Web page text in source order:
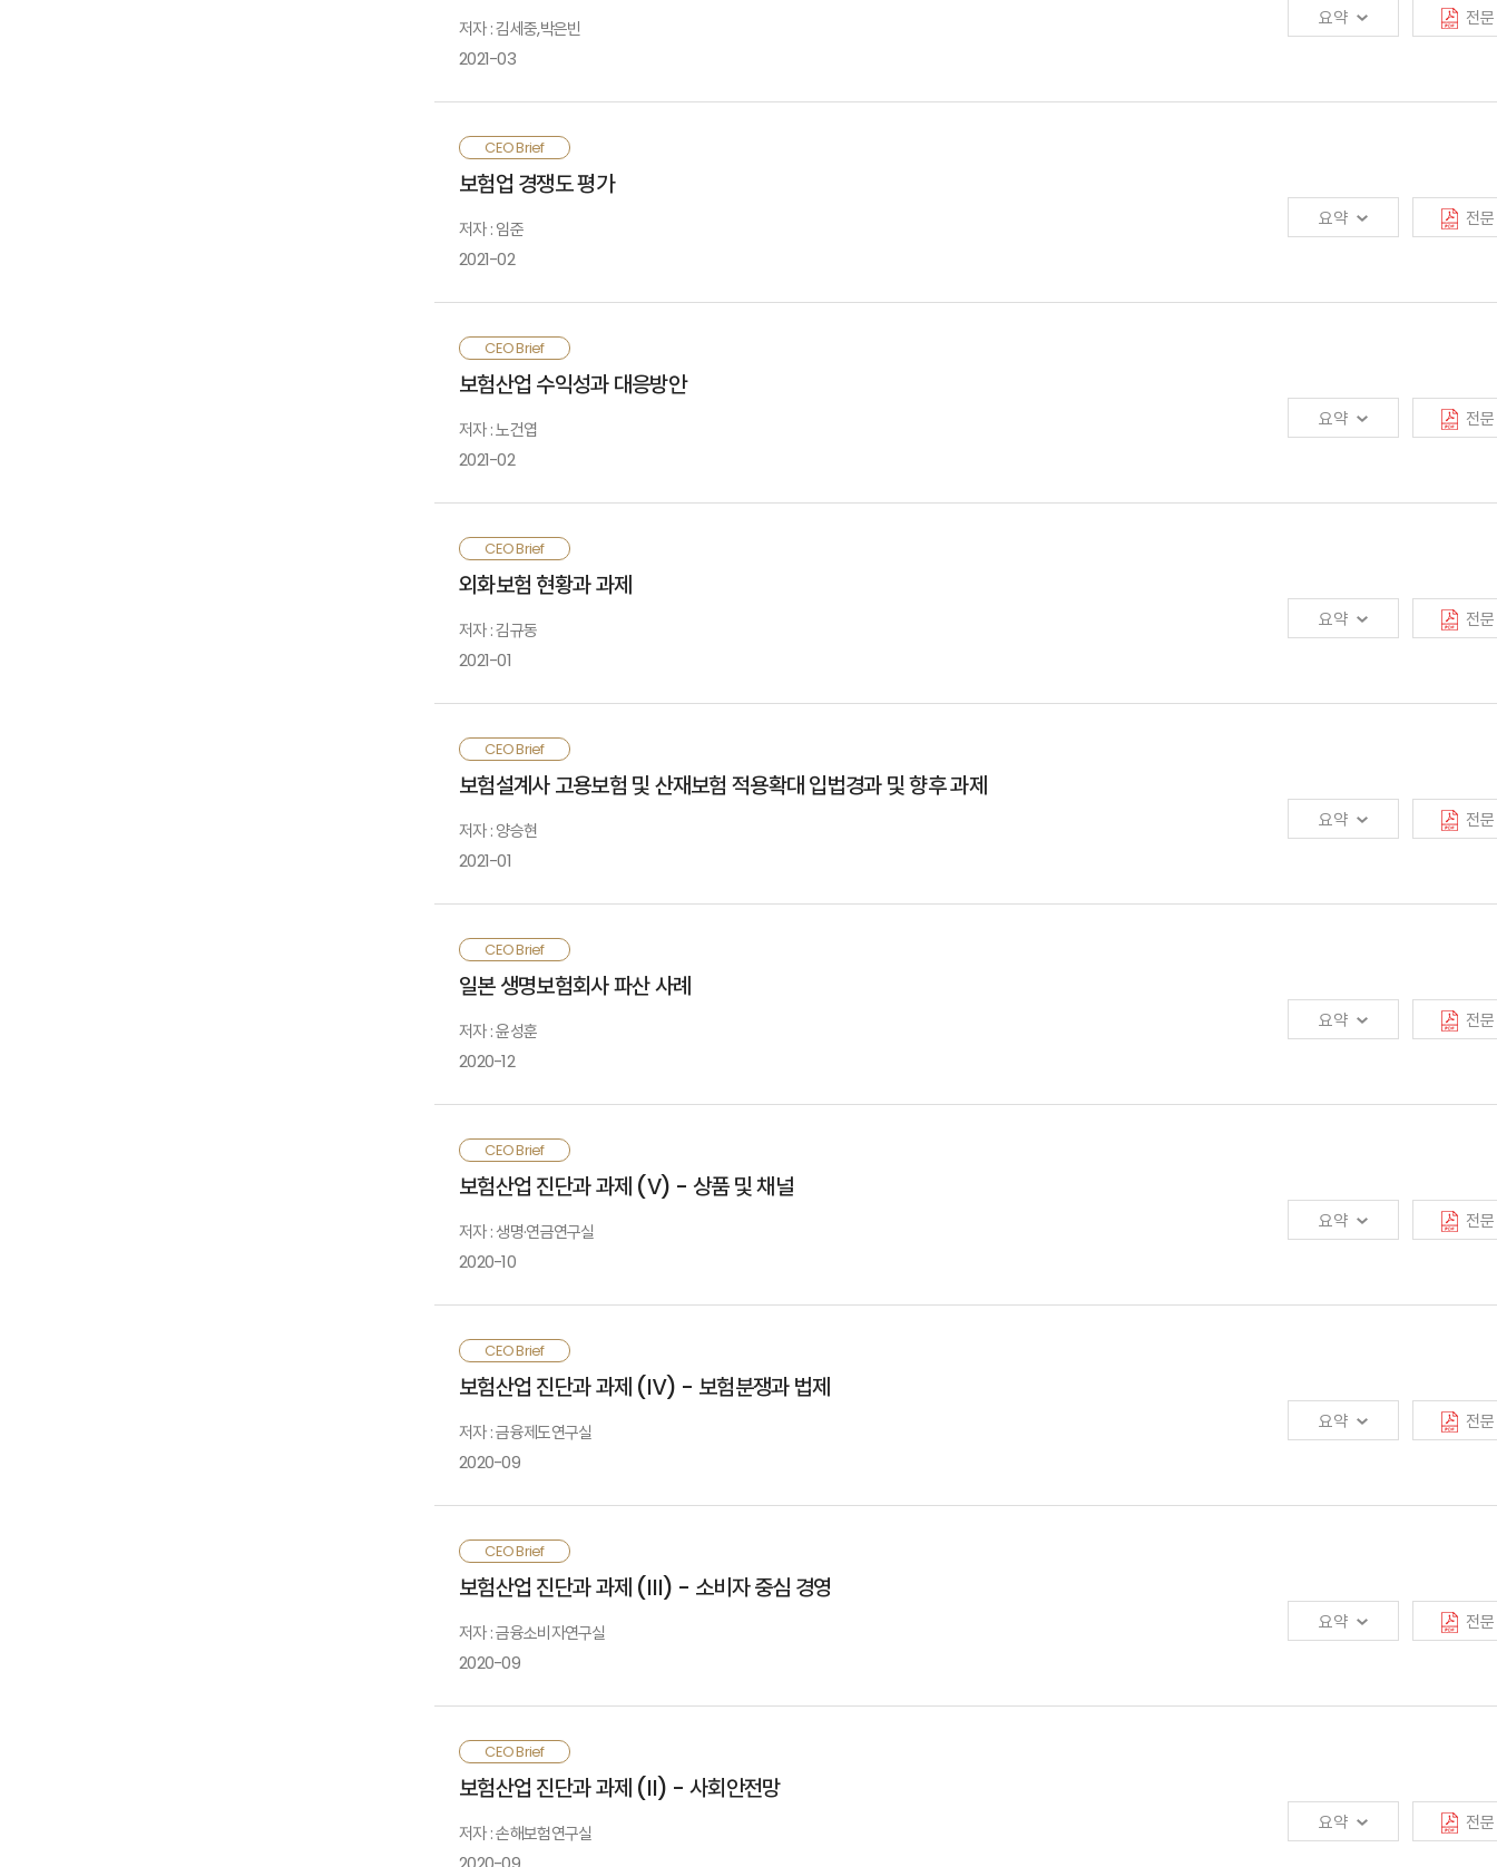
저자 : 김세중,박은빈
2021-03
요약 전문
보험산업은 구조적인 환경변화에 놓여 있으며, 코로나19 이후 상품 및 채널에 대한 소비자의 디지털화 요구, 빅테크와 같은 새로운 경쟁자의 출현 등으로 그 어느 때보다
생존을 위한 혁신과 변화가 필요한 상황임. 한편 보험산업의 자생력과 기회요인에 대한 희망도 공존함. 보험산업은 해외진출 및 신사업영역 확대, 공사협력과 재난위험
대응, 디지털 환경에 적합한 상품 및 판매채널 구축, 타 업권과의 협력 및 상생 방안 마련 등에 대한 근본적인 고민이 필요함
본 보고서는 2021년 3월 5일 보험연구원이 개최한 "포스트 코로나 시대 보험산업 대토론회" 중 패널토론 내용을 요약한 것임
▶▶▶대토론회 영상 바로가기
CEO Brief
보험업 경쟁도 평가
저자 : 임준
2021-02
요약 전문
생명보험은 전체를 하나의 시장으로 획정하여 경쟁도를 평가한 결과 경쟁시장으로 평가되었음. 손해보험은 보험종목별로 구분하여 평가하였는데, 일반손해보험은
측면에서 개선의 여지는 있음. 특히, 보험회사 규모나 조직형태 등의 측면에서 다양성을 제고하기 위한 정책적 노력이 필요함. 최근 금융당국은 보험회사 규모
측면에서의 다양성 제고를 위해 소액단기보험업 제도를 도입하였고, 조직형태 측면에서의 다양성 제고를 위해 인가정책(1사 1라이센스) 유연화를 검토하고 있음
CEO Brief
보험산업 수익성과 대응방안
저자 : 노건엽
2021-02
요약 전문
2019년 말 이익규모는 자본비용을 고려한 필요이익의 절반에 불과할 정도로 과부족 상황임. 보험산업 수익성 악화는 구조적인 원인에 기인하기 때문에 보다 장기적이고
필요가 있음. 감독당국은 보험회사의 창의적 상품개발 및 장기투자 환경을 조성하고 새로운 지급여력제도의 연착륙을 유도해야 함
CEO Brief
외화보험 현황과 과제
저자 : 김규동
2021-01
요약 전문
외화보험은 유학자금 및 안전자산 확보와 같은 외화 수요 및 원화보험 대비 높은 금리 등으로 인해 최근 판매가 급증하였음. 그러나 소비자의 환위험에 대한 이해가
표준화된 가이드라인을 제시하고 시장이 과열되지 않도록 관리할 필요가 있음
CEO Brief
보험설계사 고용보험 및 산재보험 적용확대 입법경과 및 향후 과제
저자 : 양승현
2021-01
요약 전문
2021년 7월 보험설계사 등 특수형태근로종사자의 고용보험 당연가입 및 산재보험 적용확대를 내용으로 하는 개정 법률이 시행되면서, 보험산업 및 고용에 상당한
마련하고, 보험회사는 이를 위해 적극적으로 의견을 개진할 필요가 있음
CEO Brief
일본 생명보험회사 파산 사례
저자 : 윤성훈
2020-12
요약 전문
일본 중소형 생명보험회사 파산 원인은 첫째, 정부나 생명보험업계 모두 ALM에 대한 이해 없이 정책 목표와 경영 목표를 추구하여 자산 거품기에 높은 예정이율을
보장하는 저축성보험이 급성장했고, 자산 거품 붕괴 이후 이차역마진이 대규모로 발생함. 둘째, 자산운용 능력이 크게 부족했고 저축성보험 특성에 부합한 위험관리도
이루어지지 않음. 셋째, 경영진은 리더십이 없거나 독단적이었고, 자산운용이나 계리를 잘 이해하지 못해 자산운용을 영업에 종속시켰으며, 경영에 대한 대내·외
감시기능이 작동하지 않음. 이를 계기로 일본 생명보험회사는 자본을 확충하고 자산 및 부채 듀레이션 갭을 축소하였으며, 통합위험관리시스템 도입 및 회사의 내재가치
(Embedded Value) 공시 등을 통해 내·외부 규율을 강화하였고, 외형 성장보다는 수익성 개선을 위해 노력함
CEO Brief
보험산업 진단과 과제 (Ⅴ) - 상품 및 채널
저자 : 생명·연금연구실
2020-10
요약 전문
건전한 보험영업생태계 조성을 위해 취약한 내부통제 시스템, 공급자 중심의 판매방식을 개선할 필요가 있음. 보험회사는 강화된 내부통제시스템을 기초로 고객경험을
늘릴 수 있는 방향으로 상품 및 서비스 체계를 구축하고, 소비자 행태를 반영한 모집체계를 마련할 필요가 있음. 정책당국은 비대면 환경으로의 전환, 제판분리 현상을
고려하여 규제체계를 정비할 필요가 있음
CEO Brief
보험산업 진단과 과제 (Ⅳ) - 보험분쟁과 법제
저자 : 금융제도연구실
2020-09
요약 전문
보험은 계약 및 급부의 특성으로 인해 일정부분 분쟁이 불가피한 측면이 있고, 보험금 누수 방지 및 약관 해석기준 정립 등 분쟁의 순기능도 있음. 따라서, 보험분쟁
자체를 부정적으로 보고 분쟁 건수를 감소시키는 데 주력하기보다, 발생한 분쟁을 합리적으로 해결할 수 있는 내용적·절차적 기준을 마련하는 것이 중요함. 또한,
민사분쟁에 대한 감독당국의 직·간접 개입은 법적 근거를 명확히 할 필요가 있고, 보험사기의 경우 적발 이후 단계를 종합적으로 파악할 수 있는 시스템이 필요함
CEO Brief
보험산업 진단과 과제 (Ⅲ) - 소비자 중심 경영
저자 : 금융소비자연구실
2020-09
요약 전문
보험회사의 소비자보호 개선 노력에도 불구하고 이러한 노력이 소비자의 기대수준에는 미치지 못하는 것으로 보임. 보험회사와 소비자 간 간극을 좁히기 위해서는
판매행태 개선, 보상서비스 개선, 소비자 보험이해도 제고가 필요함. 첫째, 판매자 보상체계가 소비자와의 이해상충을 조장할 여지가 있는지 점검·개선해야 하며, 판매자
책임과 윤리의식을 강화하는 영업문화를 구축해야 함.
둘째, 보험상품 단순화를 통해 불필요한 오해나 분쟁을 예방할 필요가 있으며, 심사의 일관성·투명성 개선과 위탁 손해사정사에 대한 내부통제 강화가 필요함. 셋째,
CEO Brief
보험산업 진단과 과제 (Ⅱ) - 사회안전망
저자 : 손해보험연구실
요약 전문